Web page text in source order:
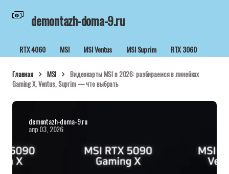
demontazh-doma-9.ru
RTX 4060 MSI MSI Ventus MSI Suprim RTX 3060
Главная MSI
Видеокарты MSI в 2026: разбираемся в линейках
Gaming X, Ventus, Suprim — что выбрать
demontazh-doma-9.ru
апр 03, 2026